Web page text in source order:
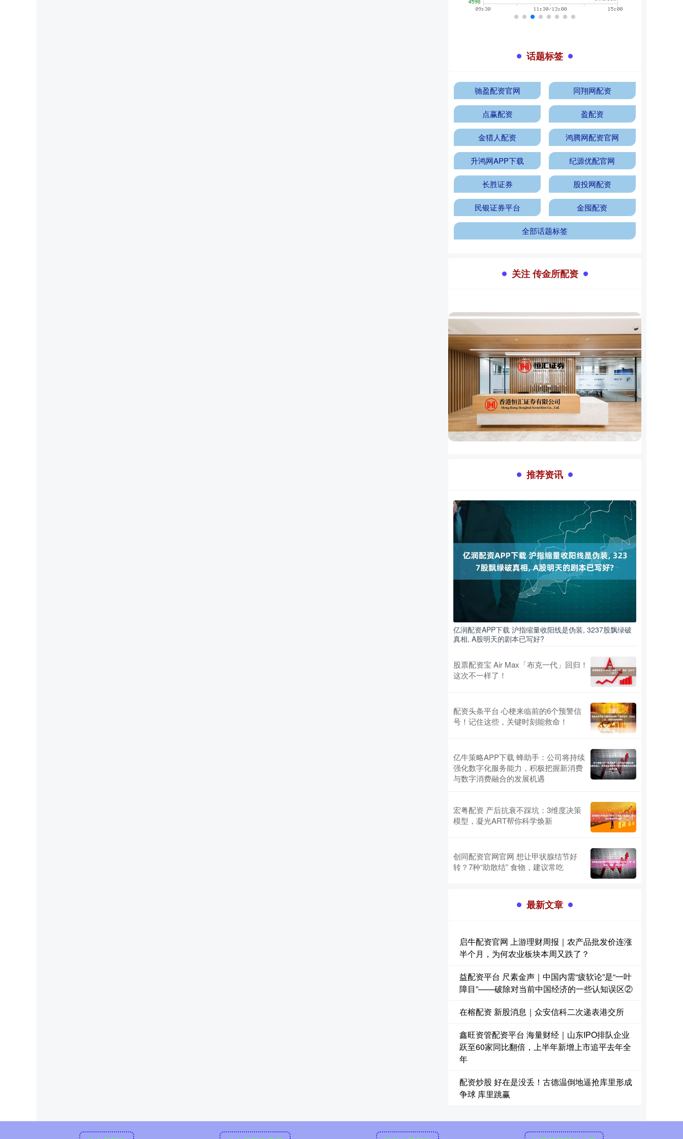
话题标签
驰盈配资官网 同翔网配资
点赢配资 盈配资
金猎人配资 鸿腾网配资官网
升鸿网APP下载 纪源优配官网
长胜证券 股投网配资
民银证券平台 金囤配资
全部话题标签
关注 传金所配资
推荐资讯
亿润配资APP下载 沪指缩量收阳线是伪装, 3237股飘绿破
真相, A股明天的剧本已写好?
股票配资宝 Air Max「布克一代」回归！
这次不一样了！
配资头条平台 心梗来临前的6个预警信
号！记住这些，关键时刻能救命！
亿牛策略APP下载 蜂助手：公司将持续
强化数字化服务能力，积极把握新消费
与数字消费融合的发展机遇
宏粤配资 产后抗衰不踩坑：3维度决策
模型，凝光ART帮你科学焕新
创同配资官网官网 想让甲状腺结节好
转？7种“助散结” 食物，建议常吃
最新文章
启牛配资官网 上游理财周报｜农产品批发价连涨
半个月，为何农业板块本周又跌了？
益配资平台 尺素金声｜中国内需“疲软论”是“一叶
障目”——破除对当前中国经济的一些认知误区②
在榕配资 新股消息｜众安信科二次递表港交所
鑫旺资管配资平台 海量财经｜山东IPO排队企业
跃至60家同比翻倍，上半年新增上市追平去年全
年
配资炒股 好在是没丢！古德温倒地逼抢库里形成
争球 库里跳赢